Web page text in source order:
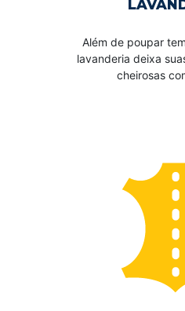
Além de poupar
lavanderia deixa
cheirosas